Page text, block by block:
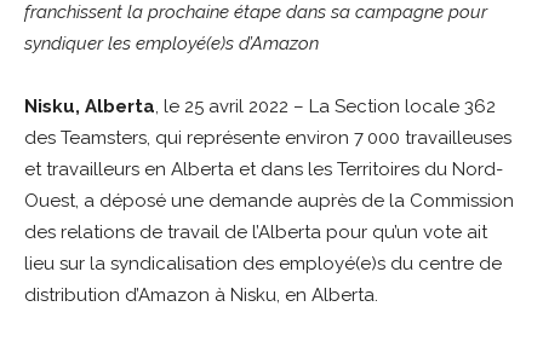
franchissent la prochaine étape dans sa campagne pour
syndiquer les employé(e)s d’Amazon
Nisku, Alberta, le 25 avril 2022 – La Section locale 362
des Teamsters, qui représente environ 7 000 travailleuses
et travailleurs en Alberta et dans les Territoires du Nord-
Ouest, a déposé une demande auprès de la Commission
des relations de travail de l’Alberta pour qu’un vote ait
lieu sur la syndicalisation des employé(e)s du centre de
distribution d’Amazon à Nisku, en Alberta.